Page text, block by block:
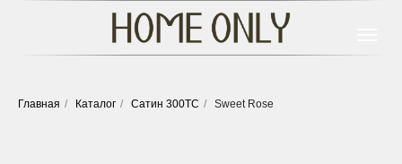
Главная / Каталог / Сатин 300ТС / Sweet Rose